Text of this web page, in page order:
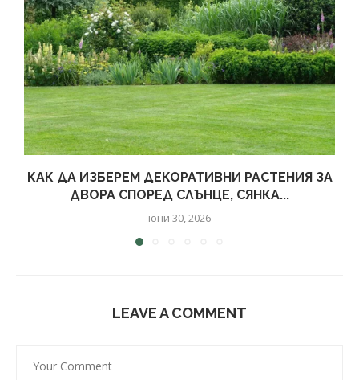
КАК ДА ИЗБЕРЕМ ДЕКОРАТИВНИ РАСТЕНИЯ ЗА
ДВОРА СПОРЕД СЛЪНЦЕ, СЯНКА...
юни 30, 2026
LEAVE A COMMENT